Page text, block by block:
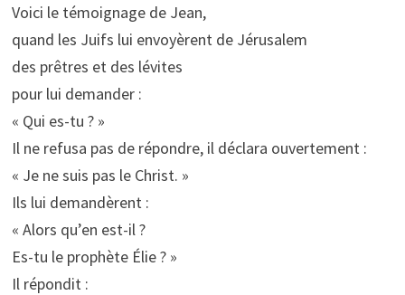
Voici le témoignage de Jean,
quand les Juifs lui envoyèrent de Jérusalem
des prêtres et des lévites
pour lui demander :
« Qui es-tu ? »
Il ne refusa pas de répondre, il déclara ouvertement :
« Je ne suis pas le Christ. »
Ils lui demandèrent :
« Alors qu’en est-il ?
Es-tu le prophète Élie ? »
Il répondit :